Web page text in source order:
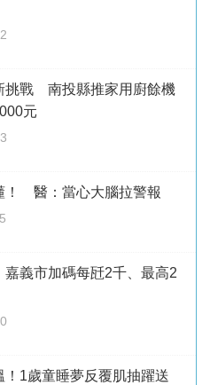
挑戰 南投縣推家用廚餘機
元
！ 醫：當心大腦拉警報
義市加碼每瓩2千、最高2
！1歲童睡夢反覆肌抽躍送